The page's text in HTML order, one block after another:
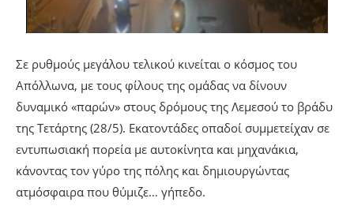
Σε ρυθμούς μεγάλου τελικού κινείται ο κόσμος του
Απόλλωνα, με τους φίλους της ομάδας να δίνουν
δυναμικό «παρών» στους δρόμους της Λεμεσού το βράδυ
της Τετάρτης (28/5). Εκατοντάδες οπαδοί συμμετείχαν σε
εντυπωσιακή πορεία με αυτοκίνητα και μηχανάκια,
κάνοντας τον γύρο της πόλης και δημιουργώντας
ατμόσφαιρα που θύμιζε… γήπεδο.